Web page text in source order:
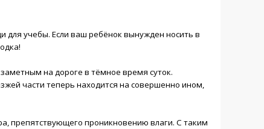
учебы. Если ваш ребёнок вынужден носить в
на дороге в тёмное время суток.
части теперь находится на совершенно ином,
препятствующего проникновению влаги. С таким